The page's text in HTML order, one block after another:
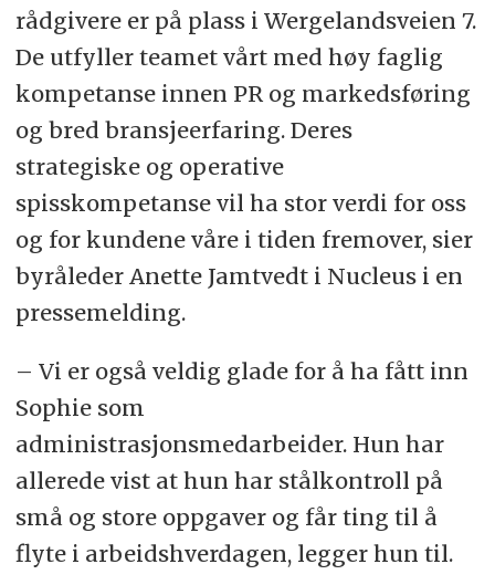
rådgivere er på plass i Wergelandsveien 7.
De utfyller teamet vårt med høy faglig
kompetanse innen PR og markedsføring
og bred bransjeerfaring. Deres
strategiske og operative
spisskompetanse vil ha stor verdi for oss
og for kundene våre i tiden fremover, sier
byråleder Anette Jamtvedt i Nucleus i en
pressemelding.
– Vi er også veldig glade for å ha fått inn
Sophie som
administrasjonsmedarbeider. Hun har
allerede vist at hun har stålkontroll på
små og store oppgaver og får ting til å
flyte i arbeidshverdagen, legger hun til.